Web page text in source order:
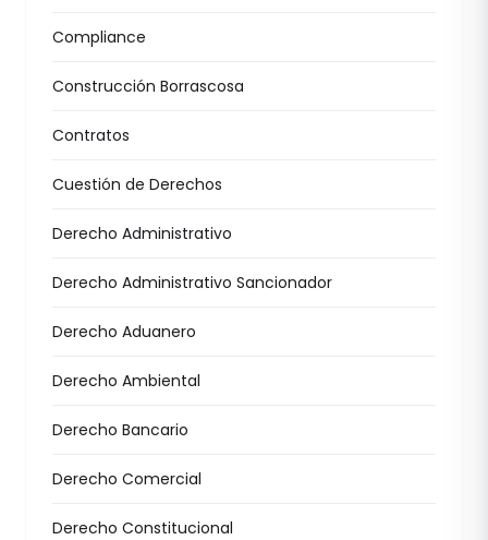
Compliance
Construcción Borrascosa
Contratos
Cuestión de Derechos
Derecho Administrativo
Derecho Administrativo Sancionador
Derecho Aduanero
Derecho Ambiental
Derecho Bancario
Derecho Comercial
Derecho Constitucional